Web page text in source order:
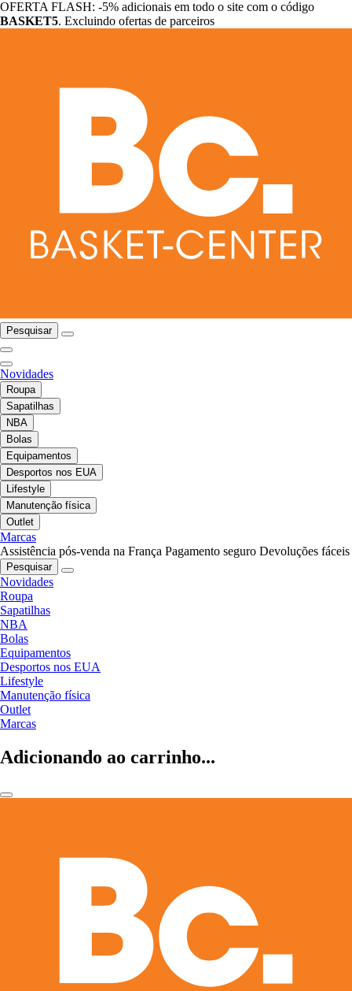
OFERTA FLASH: -5% adicionais em todo o site com o código
BASKET5. Excluindo ofertas de parceiros
Pesquisar
Novidades
Roupa
Sapatilhas
NBA
Bolas
Equipamentos
Desportos nos EUA
Lifestyle
Manutenção física
Outlet
Marcas
Assistência pós-venda na França Pagamento seguro Devoluções fáceis
Pesquisar
Novidades
Roupa
Sapatilhas
NBA
Bolas
Equipamentos
Desportos nos EUA
Lifestyle
Manutenção física
Outlet
Marcas
Adicionando ao carrinho...